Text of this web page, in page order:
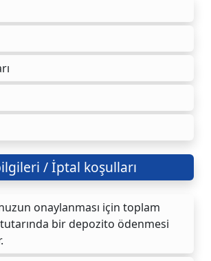
/ İptal koşulları
onaylanması için toplam
bir depozito ödenmesi